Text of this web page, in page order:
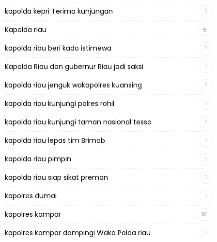
kapolda kepri Terima kunjungan 1
Kapolda riau 6
kapolda riau beri kado istimewa 1
Kapolda Riau dan gubernur Riau jadi saksi 1
kapolda riau jenguk wakapolres kuansing 1
kapolda riau kunjungi polres rohil 1
kapolda riau kunjungi taman nasional tesso 1
kapolda riau lepas tim Brimob 1
kapolda riau pimpin 1
kapolda riau siap sikat preman 1
kapolres dumai 1
kapolres kampar 16
kapolres kampar dampingi Waka Polda riau 1